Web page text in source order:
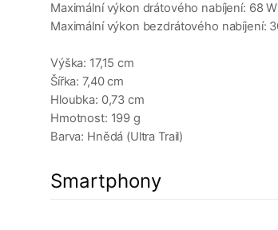
Maximální výkon drátového nabíjení: 68 W
Maximální výkon bezdrátového nabíjení:
Výška: 17,15 cm
Šířka: 7,40 cm
Hloubka: 0,73 cm
Hmotnost: 199 g
Barva: Hnědá (Ultra Trail)
Smartphony